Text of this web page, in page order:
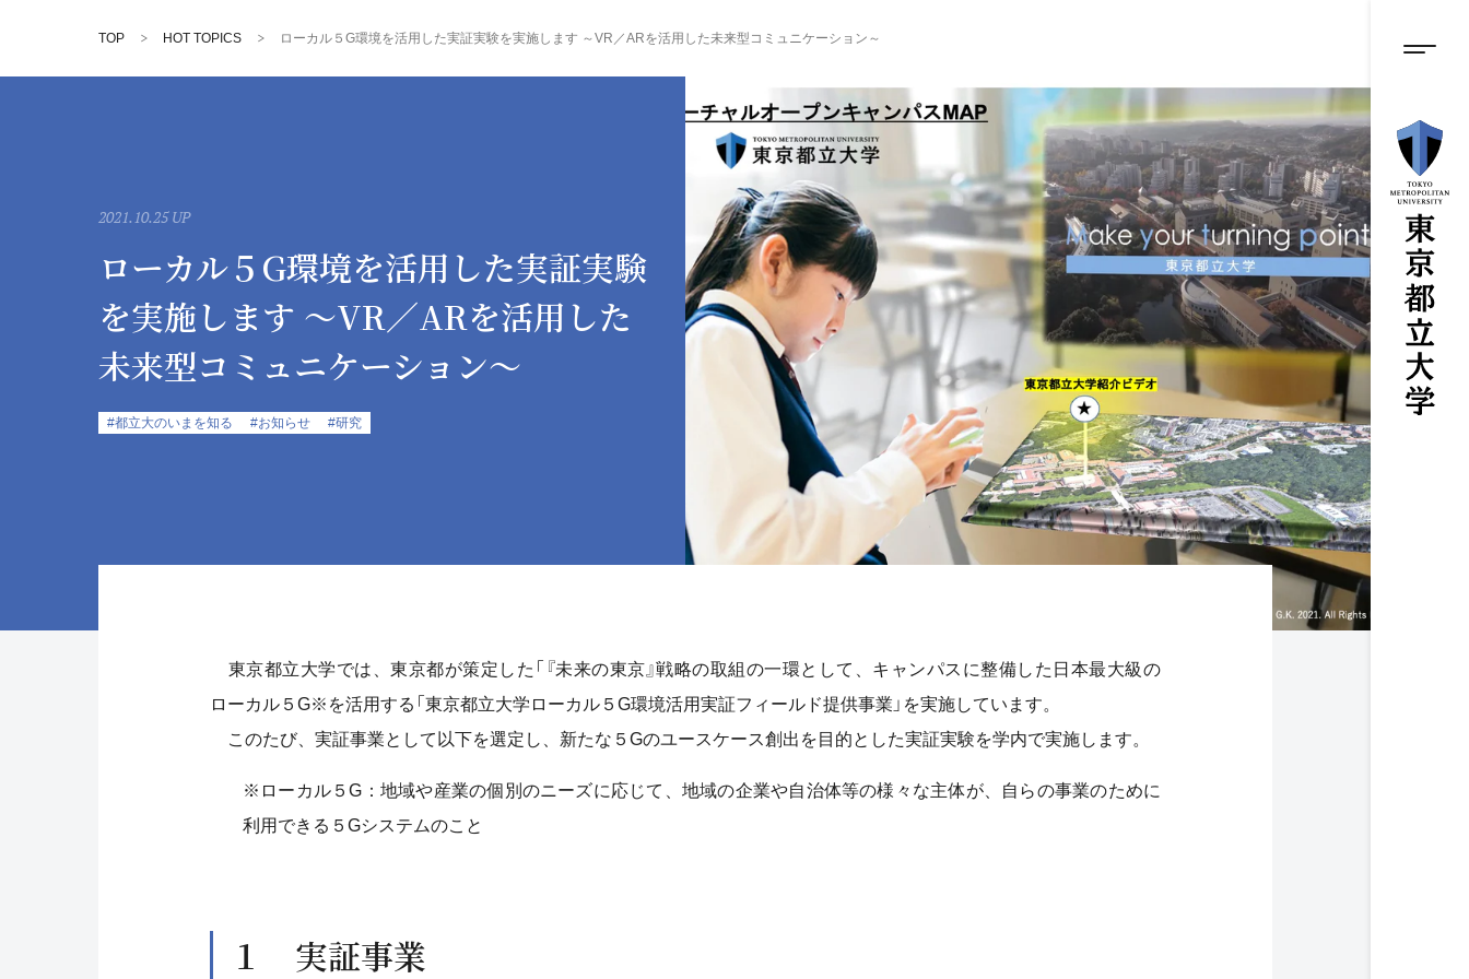
ン
ン
ツ
に
ス
キ
ッ
プ
メニ
TOP HOT TOPICS ローカル５G環境を活用した実証実験を実施します ～VR／ARを活用した未来型コミュニケーション～
2021.10.25 UP
ローカル５G環境を活用した実証実験
を実施します ～VR／ARを活用した
未来型コミュニケーション～
#都立大のいまを知る #お知らせ #研究
東京都立大学では、東京都が策定した「『未来の東京』戦略の取組の一環として、キャンパスに整備した日本最大級の
ローカル５G※を活用する「東京都立大学ローカル５G環境活用実証フィールド提供事業」を実施しています。
このたび、実証事業として以下を選定し、新たな５Gのユースケース創出を目的とした実証実験を学内で実施します。
※ローカル５G：地域や産業の個別のニーズに応じて、地域の企業や自治体等の様々な主体が、自らの事業のために
利用できる５Gシステムのこと
１ 実証事業